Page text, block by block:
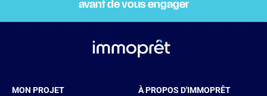
avant de vous engager
MON PROJET À PROPOS D'IMMOPRÊT